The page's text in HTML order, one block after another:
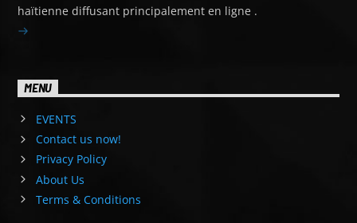
haïtienne diffusant principalement en ligne .
MENU
EVENTS
Contact us now!
Privacy Policy
About Us
Terms & Conditions